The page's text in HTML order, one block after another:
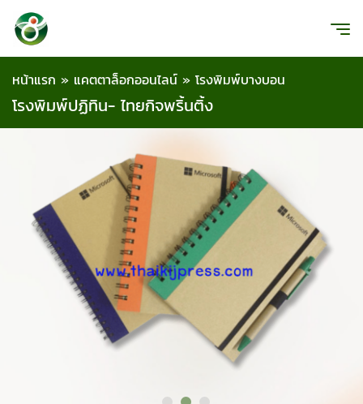
หน้าแรก » แคตตาล็อกออนไลน์ » โรงพิมพ์บางบอน
โรงพิมพ์ปฏิทิน- ไทยกิจพริ้นติ้ง